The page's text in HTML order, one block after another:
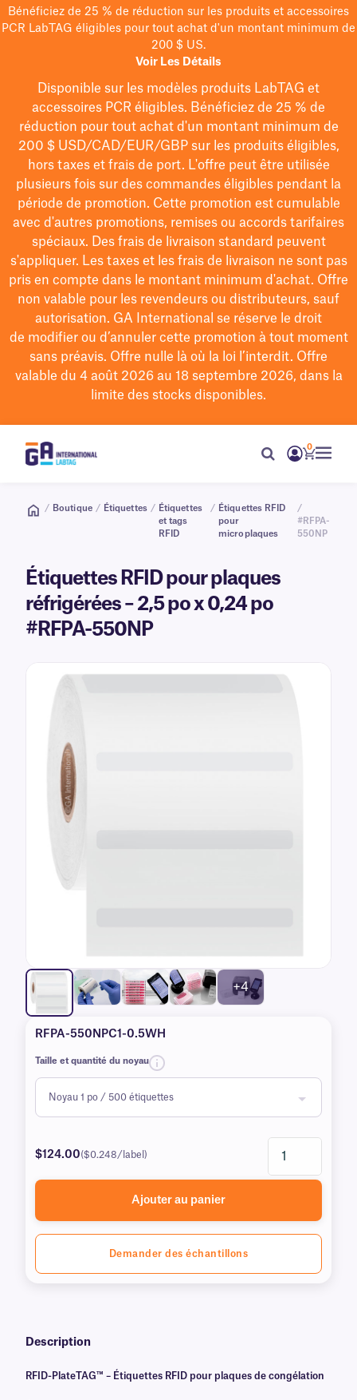
Bénéficiez de 25 % de réduction sur les produits et accessoires
PCR LabTAG éligibles pour tout achat d'un montant minimum de
200 $ US.
Voir Les Détails
Disponible sur les modèles produits LabTAG et
accessoires PCR éligibles. Bénéficiez de 25 % de
réduction pour tout achat d'un montant minimum de
200 $USD/CAD/EUR/GBPsur les produits éligibles,
hors taxes et frais de port. L'offre peut être utilisée
plusieurs fois sur des commandes éligibles pendant la
période de promotion. Cette promotion est cumulable
avec d'autres promotions, remises ou accords tarifaires
spéciaux. Des frais de livraison standard peuvent
s'appliquer. Les taxes et les frais de livraison ne sont pas
pris en compte dans le montant minimum d'achat. Offre
non valable pour les revendeurs ou distributeurs, sauf
autorisation. GA International se réserve le droit
de modifierou d’annuler cette promotion à tout moment
sans préavis. Offre nulle là où la loi l’interdit. Offre
valable du 4 août 2026 au 18 septembre 2026, dans la
limite des stocks disponibles.
0
/ Boutique / Étiquettes / Étiquettes
et tags
RFID
/ Étiquettes RFID
pour
microplaques
/
#RFPA-
550NP
Étiquettes RFID pour plaques
réfrigérées – 2,5 po x 0,24 po
#RFPA-550NP
+4
RFPA-550NPC1-0.5WH
Taille et quantité du noyau
$124.00($0.248/label)
Ajouter au panier
Demander des échantillons
Description
RFID-PlateTAG™ – Étiquettes RFID pour plaques de congélation